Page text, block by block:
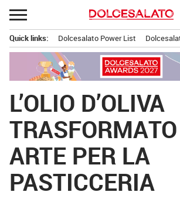
Passa
al
contenuto
principale
Quick links: Dolcesalato Power List
L’OLIO D’OLIVA
ARTE PER LA
PASTICCERIA